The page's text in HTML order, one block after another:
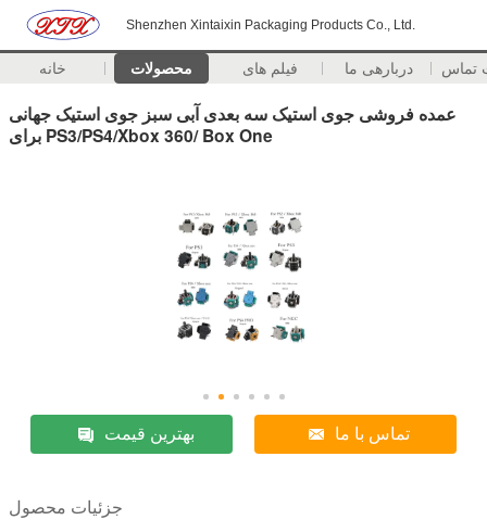
Shenzhen Xintaixin Packaging Products Co., Ltd.
خانه محصولات فیلم های دربارهی ما تماس
عمده فروشی جوی استیک سه بعدی آبی سبز جوی استیک جهانی
برای PS3/PS4/Xbox 360/ Box One
بهترین قیمت تماس با ما
جزئیات محصول